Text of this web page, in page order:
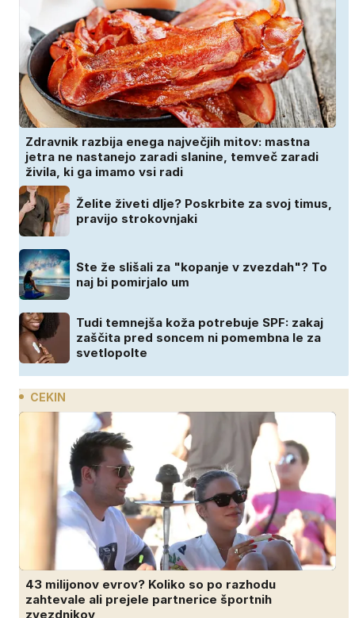
Zdravnik razbija enega največjih mitov: mastna
jetra ne nastanejo zaradi slanine, temveč zaradi
živila, ki ga imamo vsi radi
Želite živeti dlje? Poskrbite za svoj timus,
pravijo strokovnjaki
Ste že slišali za "kopanje v zvezdah"? To
naj bi pomirjalo um
Tudi temnejša koža potrebuje SPF: zakaj
zaščita pred soncem ni pomembna le za
svetlopolte
CEKIN
43 milijonov evrov? Koliko so po razhodu
zahtevale ali prejele partnerice športnih
zvezdnikov